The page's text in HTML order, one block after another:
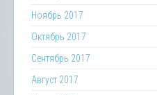
Ноябрь 2017
Октябрь 2017
Сентябрь 2017
Август 2017